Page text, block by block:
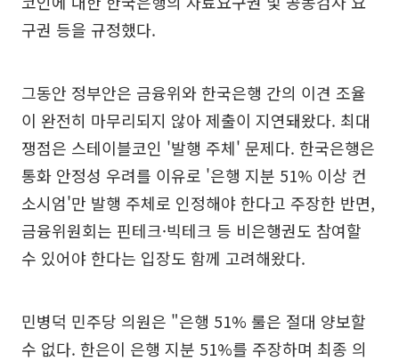
구권 등을 규정했다.
그동안 정부안은 금융위와 한국은행 간의 이견 조율
이 완전히 마무리되지 않아 제출이 지연돼왔다. 최대
쟁점은 스테이블코인 '발행 주체' 문제다. 한국은행은
통화 안정성 우려를 이유로 '은행 지분 51% 이상 컨
소시엄'만 발행 주체로 인정해야 한다고 주장한 반면,
금융위원회는 핀테크·빅테크 등 비은행권도 참여할
수 있어야 한다는 입장도 함께 고려해왔다.
민병덕 민주당 의원은 "은행 51% 룰은 절대 양보할
수 없다. 한은이 은행 지분 51%를 주장하며 최종 의